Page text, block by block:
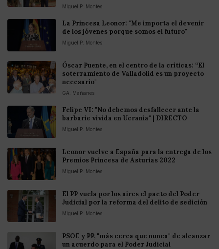
Miguel P. Montes
La Princesa Leonor: "Me importa el devenir
de los jóvenes porque somos el futuro"
Miguel P. Montes
Óscar Puente, en el centro de la críticas: “El
soterramiento de Valladolid es un proyecto
necesario"
GA. Mañanes
Felipe VI: "No debemos desfallecer ante la
barbarie vivida en Ucrania" | DIRECTO
Miguel P. Montes
Leonor vuelve a España para la entrega de los
Premios Princesa de Asturias 2022
Miguel P. Montes
El PP vuela por los aires el pacto del Poder
Judicial por la reforma del delito de sedición
Miguel P. Montes
PSOE y PP, "más cerca que nunca" de alcanzar
un acuerdo para el Poder Judicial